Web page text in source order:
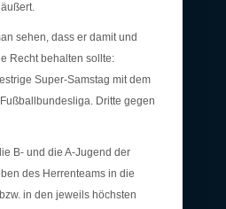
sehen, dass er damit und
Recht behalten sollte:
Super-Samstag mit dem
Dritte gegen
B- und die A-Jugend der
des Herrenteams in die
in den jeweils höchsten